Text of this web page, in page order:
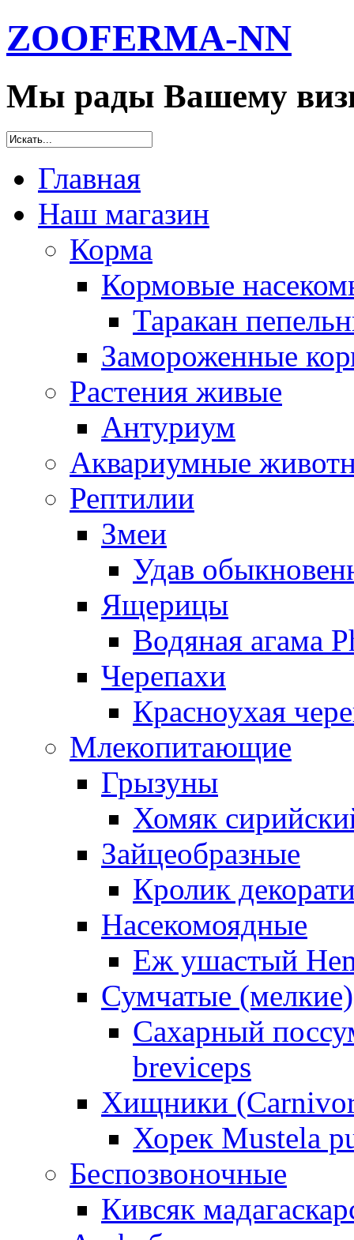
ZOOFERMA-NN
Мы рады Вашему
Главная
Наш магазин
Корма
Кормовые
Таракан
Замороженные
Растения живые
Антуриум
Аквариумные
Рептилии
Змеи
Удав
Ящерицы
Водяная агама
Черепахи
Красноухая
Млекопитающие
Грызуны
Хомяк
Зайцеобразные
Кролик
Насекомоядные
Еж ушастый
Сумчатые (мелкие)
Сахарный
breviceps
Хищники
Хорек Mustela
Беспозвоночные
Кивсяк